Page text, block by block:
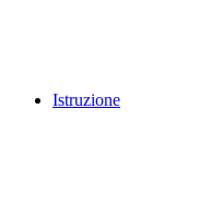
Istruzione